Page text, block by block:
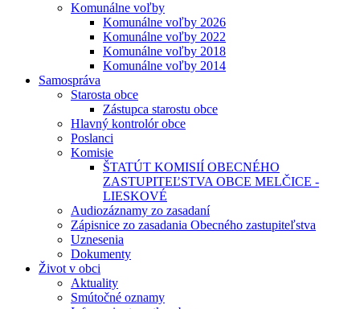
Komunálne voľby
Komunálne voľby 2026
Komunálne voľby 2022
Komunálne voľby 2018
Komunálne voľby 2014
Samospráva
Starosta obce
Zástupca starostu obce
Hlavný kontrolór obce
Poslanci
Komisie
ŠTATÚT KOMISIÍ OBECNÉHO
ZASTUPITEĽSTVA OBCE MELČICE -
LIESKOVÉ
Audiozáznamy zo zasadaní
Zápisnice zo zasadania Obecného zastupiteľstva
Uznesenia
Dokumenty
Život v obci
Aktuality
Smútočné oznamy